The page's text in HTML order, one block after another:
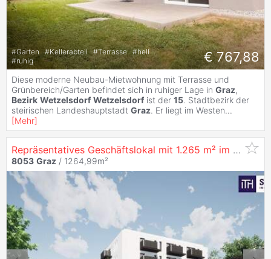
#Garten #Kellerabteil #Terrasse #hell
#ruhig € 767,88
Diese moderne Neubau-Mietwohnung mit Terrasse und
Grünbereich/Garten befindet sich in ruhiger Lage in Graz,
Bezirk Wetzelsdorf Wetzelsdorf ist der 15. Stadtbezirk der
steirischen Landeshauptstadt Graz. Er liegt im Westen...
[Mehr]
Repräsentatives Geschäftslokal mit 1.265 m² im Neubauprojekt ? Top-Sichtlage in
8053 Graz / 1264,99m²